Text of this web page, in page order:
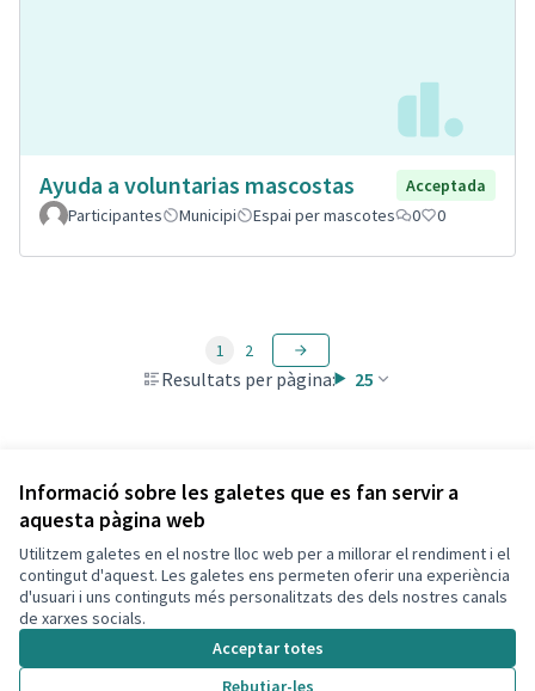
Informació sobre les galetes que es fan servir a
aquesta pàgina web
Utilitzem galetes en el nostre lloc web per a millorar el rendiment i el
contingut d'aquest. Les galetes ens permeten oferir una experiència
d'usuari i uns continguts més personalitzats des dels nostres canals
de xarxes socials.
Acceptar totes
Rebutjar-les
Ayuda a voluntarias mascostas
Acceptada
Participantes
Municipi Espai per mascotes 0 0
Resultats per pàgina: 25
1 2
Veure totes les propostes retirades
Termes i condicions d'ús
Configuració de les galetes
Decidim Calafell a X
(Enllaç extern)
Decidim Calafell a Facebook
Decidim Calafell a YouTube
Decidim Calafell a GitHub
(Enllaç extern)